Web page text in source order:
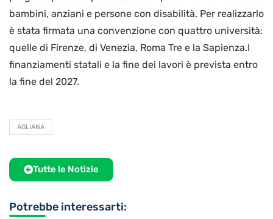
bambini, anziani e persone con disabilità. Per realizzarlo
è stata firmata una convenzione con quattro università:
quelle di Firenze, di Venezia, Roma Tre e la Sapienza.I
finanziamenti statali e la fine dei lavori è prevista entro
la fine del 2027.
AGLIANA
Tutte le Notizie
Potrebbe interessarti: